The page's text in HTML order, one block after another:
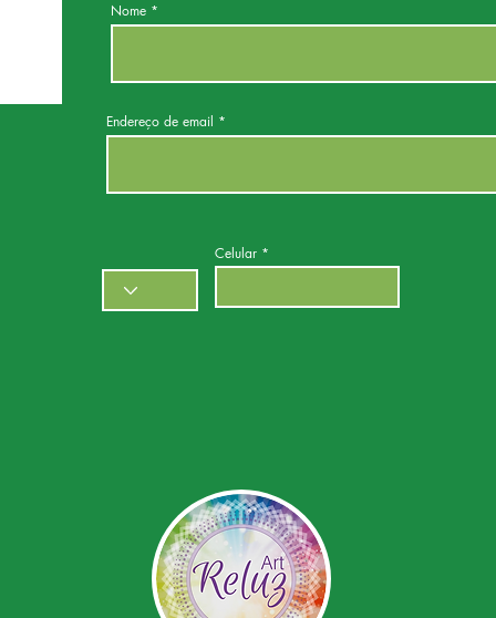
Nome
Endereço de email
Celular